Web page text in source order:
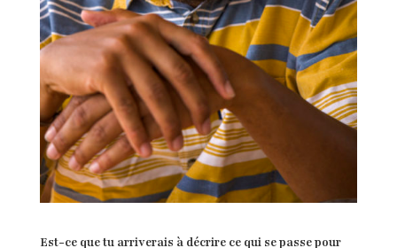
Est-ce que tu arriverais à décrire ce qui se passe pour